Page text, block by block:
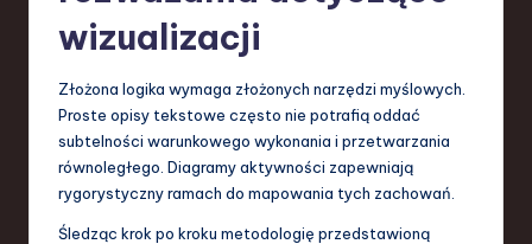
wizualizacji
Złożona logika wymaga złożonych narzędzi myślowych.
Proste opisy tekstowe często nie potrafią oddać
subtelności warunkowego wykonania i przetwarzania
równoległego. Diagramy aktywności zapewniają
rygorystyczny ramach do mapowania tych zachowań.
Śledząc krok po kroku metodologię przedstawioną